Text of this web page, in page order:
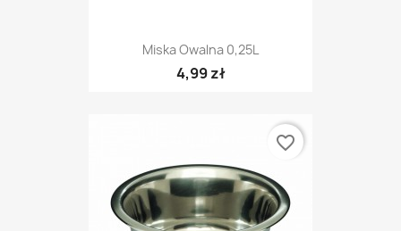
Miska Owalna 0,25L
4,99 zł
favorite_border